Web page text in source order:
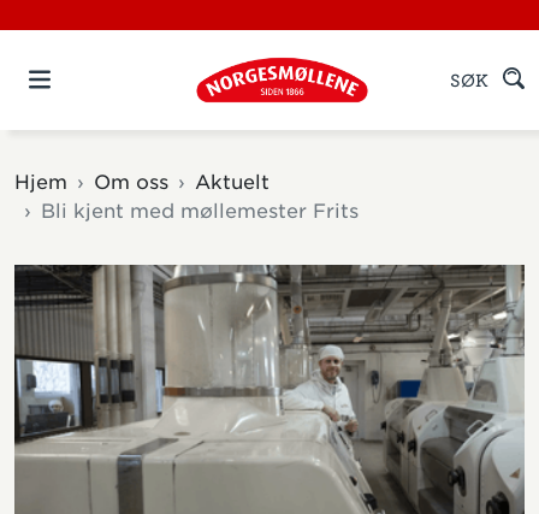
SØK
Hjem Om oss
Aktuelt
Bli kjent med møllemester Frits